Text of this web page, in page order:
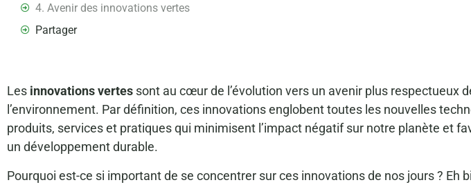
4. Avenir des innovations vertes
Partager
Les innovations vertes sont au cœur de l’évolution vers un avenir plus respectueux
l’environnement. Par définition, ces innovations englobent toutes les nouvelles
produits, services et pratiques qui minimisent l’impact négatif sur notre planète et
un développement durable.
Pourquoi est-ce si important de se concentrer sur ces innovations de nos jours ? Eh